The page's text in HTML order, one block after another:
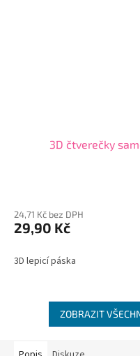
3D čtverečky
24,71 Kč bez DPH
29,90 Kč
3D lepicí páska
ZOBRAZIT